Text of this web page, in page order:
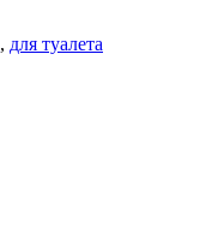
, для туалета